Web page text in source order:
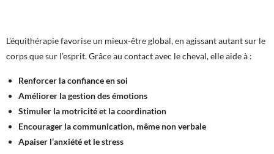
L’équithérapie favorise un mieux-être global, en agissant autant sur le
corps que sur l’esprit. Grâce au contact avec le cheval, elle aide à :
Renforcer la confiance en soi
Améliorer la gestion des émotions
Stimuler la motricité et la coordination
Encourager la communication, même non verbale
Apaiser l’anxiété et le stress